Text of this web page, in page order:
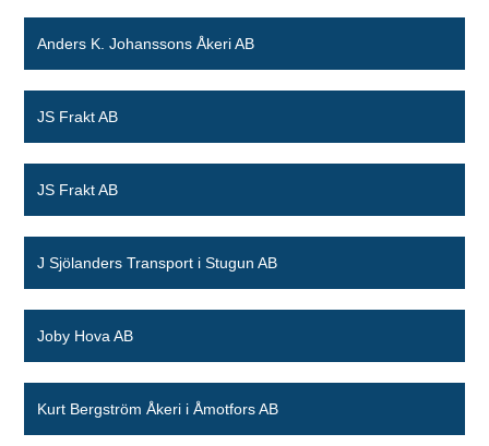
Anders K. Johanssons Åkeri AB
JS Frakt AB
JS Frakt AB
J Sjölanders Transport i Stugun AB
Joby Hova AB
Kurt Bergström Åkeri i Åmotfors AB